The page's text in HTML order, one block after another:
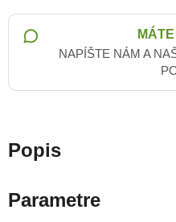
NAPÍŠTE NÁM A
Popis
Parametre